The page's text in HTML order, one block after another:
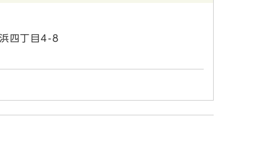
丁目4-8